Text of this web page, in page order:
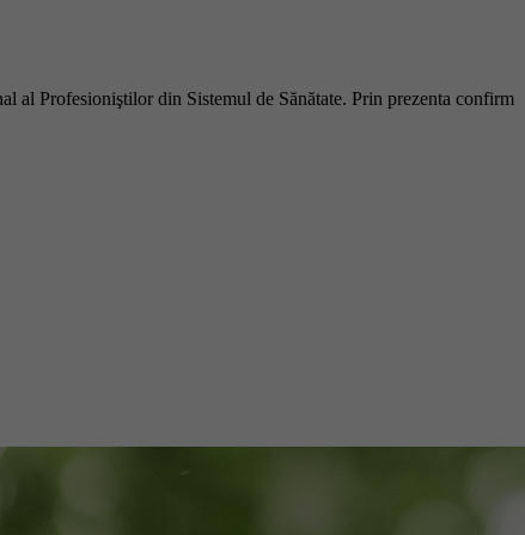
al Profesioniştilor din Sistemul de Sănătate. Prin prezenta confirm